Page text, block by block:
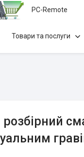
PC-Remote
Товари та послуги
розбірний